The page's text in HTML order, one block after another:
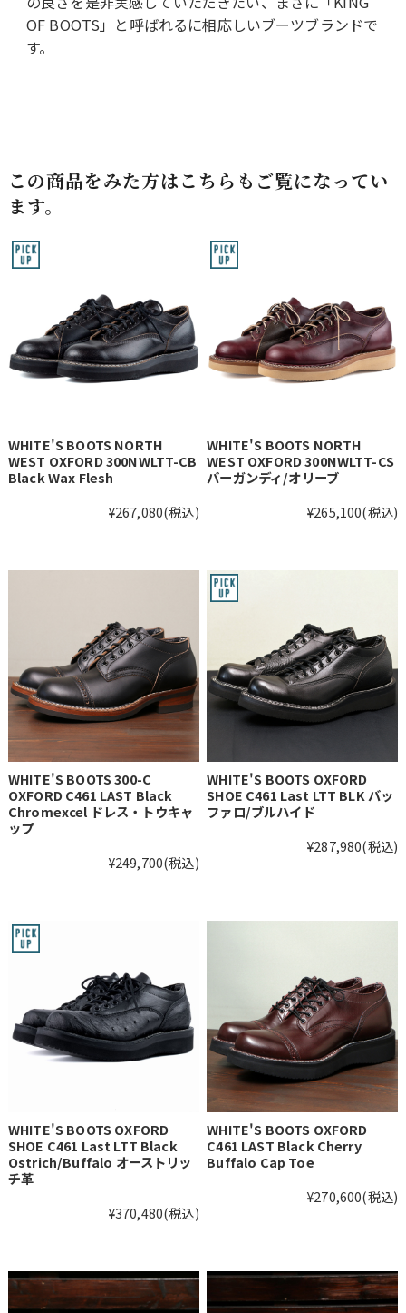
OF BOOTS」と呼ばれるに相応しいブーツブランドで
す。
この商品をみた方はこちらもご覧になってい
ます。
WHITE'S BOOTS NORTH
WEST OXFORD 300NWLTT-CB
Black Wax Flesh
¥267,080(税込)
WHITE'S BOOTS NORTH
WEST OXFORD 300NWLTT-CS
バーガンディ/オリーブ
¥265,100(税込)
WHITE'S BOOTS 300-C
OXFORD C461 LAST Black
Chromexcel ドレス・トウキャ
ップ
¥249,700(税込)
WHITE'S BOOTS OXFORD
SHOE C461 Last LTT BLK バッ
ファロ/ブルハイド
¥287,980(税込)
WHITE'S BOOTS OXFORD
SHOE C461 Last LTT Black
Ostrich/Buffalo オーストリッ
チ革
¥370,480(税込)
WHITE'S BOOTS OXFORD
C461 LAST Black Cherry
Buffalo Cap Toe
¥270,600(税込)